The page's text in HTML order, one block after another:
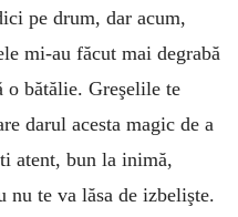
pe drum, dar acum,
mi-au făcut mai degrabă
o bătălie. Greşelile te
darul acesta magic de a
atent, bun la inimă,
nu te va lăsa de izbelişte.